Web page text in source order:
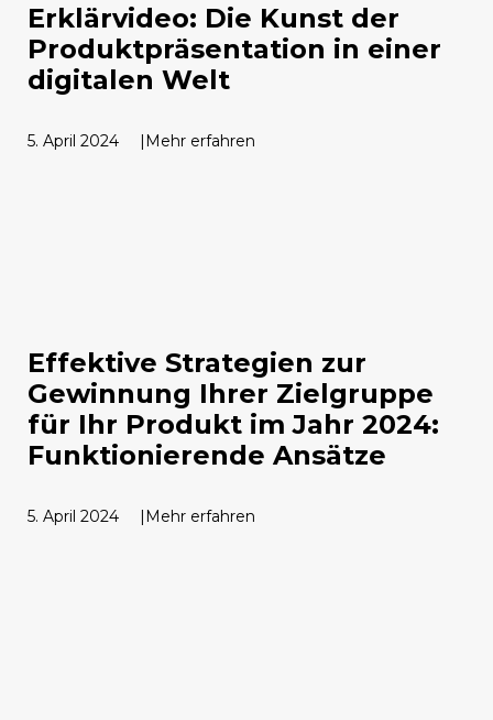
Erklärvideo: Die Kunst der
Produktpräsentation in einer
digitalen Welt
5. April 2024 Mehr erfahren
Effektive Strategien zur
Gewinnung Ihrer Zielgruppe
für Ihr Produkt im Jahr 2024:
Funktionierende Ansätze
5. April 2024 Mehr erfahren